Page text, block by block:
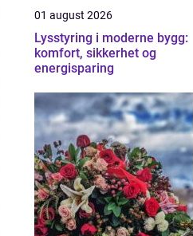
01 august 2026
Lysstyring i moderne bygg:
komfort, sikkerhet og
energisparing